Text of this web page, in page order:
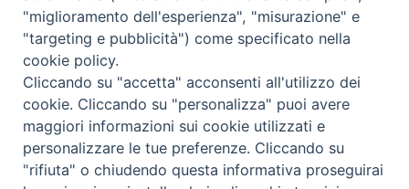
WEBMAIL
RENDICONTO 8X1000
"miglioramento dell'esperienza", "misurazione" e
"targeting e pubblicità") come specificato nella
cookie policy.
Cliccando su "accetta" acconsenti all'utilizzo dei
cookie. Cliccando su "personalizza" puoi avere
maggiori informazioni sui cookie utilizzati e
personalizzare le tue preferenze. Cliccando su
"rifiuta" o chiudendo questa informativa proseguirai